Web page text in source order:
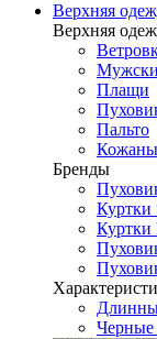
Верхняя
Верхняя
Плащи
Пальто
Бренды
Куртки
Черные